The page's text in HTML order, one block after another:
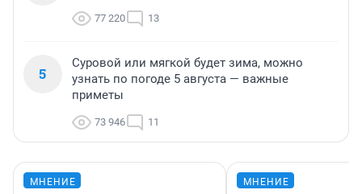
77 220 13
5
Суровой или мягкой будет зима, можно
узнать по погоде 5 августа — важные
приметы
73 946 11
МНЕНИЕ МНЕНИЕ